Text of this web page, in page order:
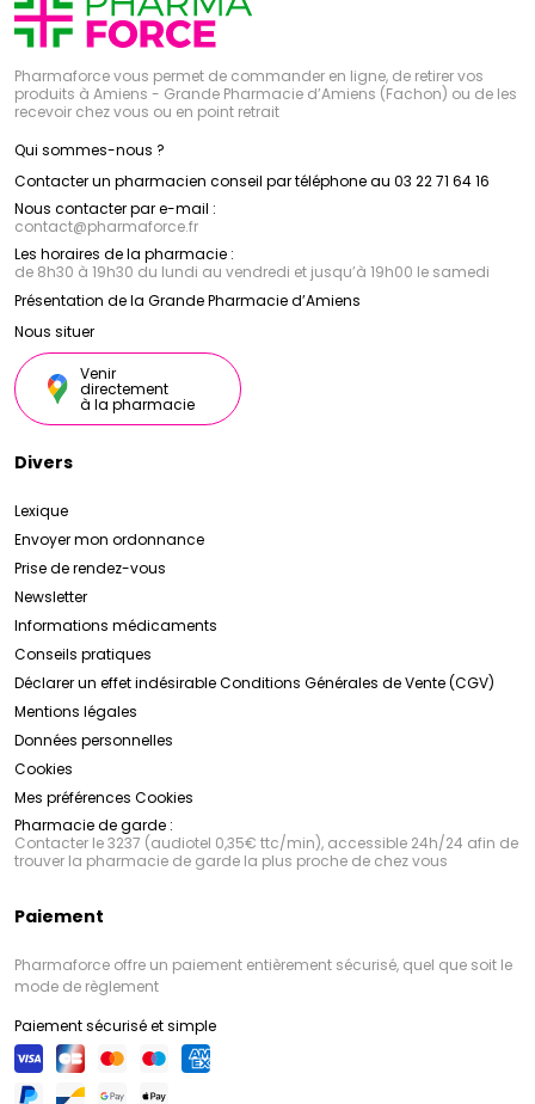
Pharmaforce vous permet de commander en ligne, de retirer vos
produits à Amiens - Grande Pharmacie d’Amiens (Fachon) ou de les
recevoir chez vous ou en point retrait
Qui sommes-nous ?
Contacter un pharmacien conseil par téléphone au 03 22 71 64 16
Nous contacter par e-mail :
contact@pharmaforce.fr
Les horaires de la pharmacie :
de 8h30 à 19h30 du lundi au vendredi et jusqu’à 19h00 le samedi
Présentation de la Grande Pharmacie d’Amiens
Nous situer
Venir
directement
à la pharmacie
Divers
Lexique
Envoyer mon ordonnance
Prise de rendez-vous
Newsletter
Informations médicaments
Conseils pratiques
Déclarer un effet indésirableConditions Générales de Vente (CGV)
Mentions légales
Données personnelles
Cookies
Mes préférences Cookies
Pharmacie de garde :
Contacter le 3237 (audiotel 0,35€ ttc/min), accessible 24h/24 afin de
trouver la pharmacie de garde la plus proche de chez vous
Paiement
Pharmaforce offre un paiement entièrement sécurisé, quel que soit le
mode de règlement
Paiement sécurisé et simple